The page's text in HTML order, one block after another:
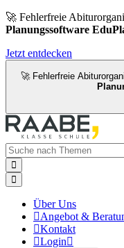
🚀 Fehlerfreie
Planungssoftware
Jetzt entdecken
🚀 Fehlerfreie


Über Uns
Angebot &
Kontakt
Login